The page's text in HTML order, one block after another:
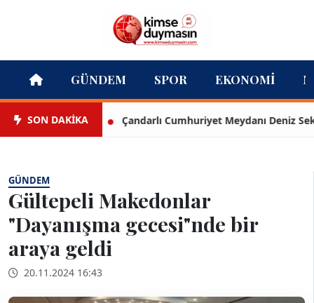
GÜNDEM SPOR EKONOMI
SON DAKİKA Çandarlı Cumhuriyet Meydanı Deniz Seki ile
GÜNDEM
Gültepeli Makedonlar
"Dayanışma gecesi"nde bir
araya geldi
20.11.2024 16:43